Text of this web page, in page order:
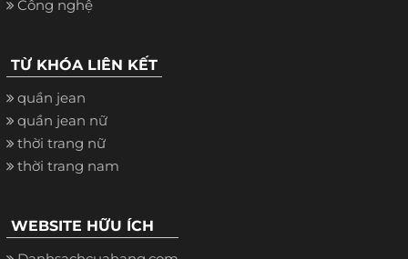
Công nghệ
TỪ KHÓA LIÊN KẾT
quần jean
quần jean nữ
thời trang nữ
thời trang nam
WEBSITE HỮU ÍCH